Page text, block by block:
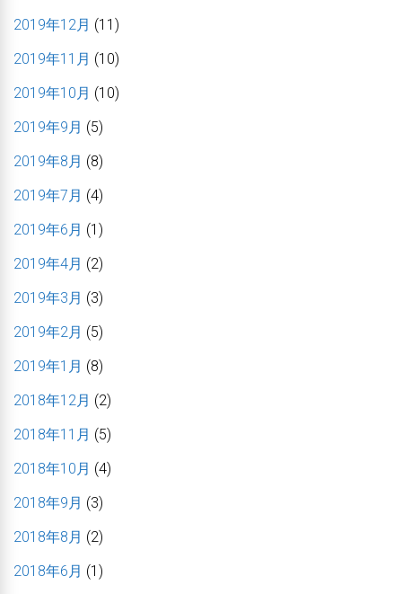
2019年12月 (11)
2019年11月 (10)
2019年10月 (10)
2019年9月 (5)
2019年8月 (8)
2019年7月 (4)
2019年6月 (1)
2019年4月 (2)
2019年3月 (3)
2019年2月 (5)
2019年1月 (8)
2018年12月 (2)
2018年11月 (5)
2018年10月 (4)
2018年9月 (3)
2018年8月 (2)
2018年6月 (1)